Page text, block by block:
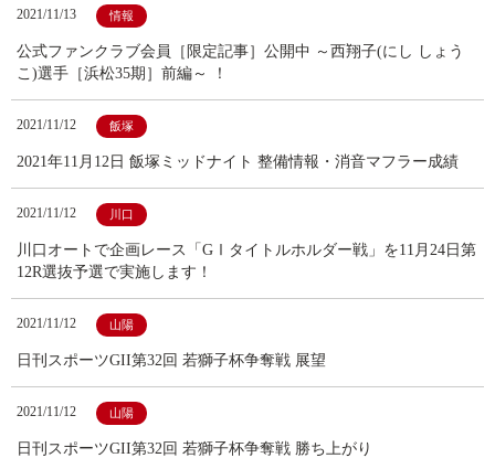
2021/11/13 情報
公式ファンクラブ会員［限定記事］公開中 ～西翔子(にし しょう
こ)選手［浜松35期］前編～ ！
2021/11/12 飯塚
2021年11月12日 飯塚ミッドナイト 整備情報・消音マフラー成績
2021/11/12 川口
川口オートで企画レース「GⅠタイトルホルダー戦」を11月24日第
12R選抜予選で実施します！
2021/11/12 山陽
日刊スポーツGII第32回 若獅子杯争奪戦 展望
2021/11/12 山陽
日刊スポーツGII第32回 若獅子杯争奪戦 勝ち上がり